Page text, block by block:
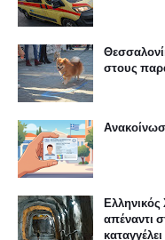
στους
απέναντι